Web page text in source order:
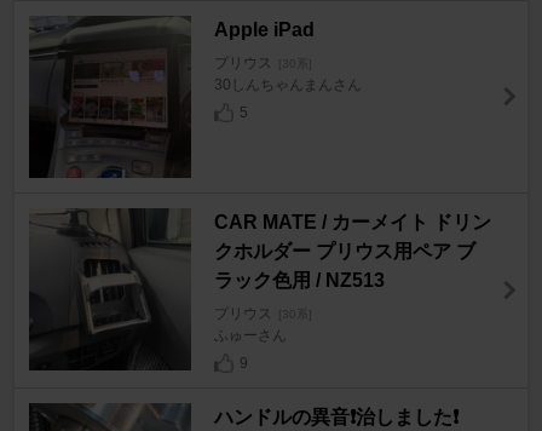
Apple iPad
プリウス [30系]
30しんちゃんまんさん
5
CAR MATE / カーメイト ドリン
クホルダー プリウス用ペア ブ
ラック色用 / NZ513
プリウス [30系]
ふゅーさん
9
ハンドルの異音❗️治しました❗️